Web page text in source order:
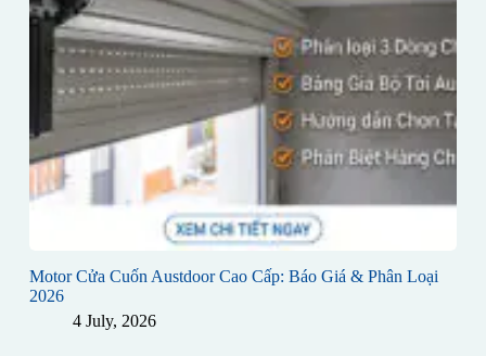
Motor Cửa Cuốn Austdoor Cao Cấp: Báo Giá & Phân Loại
2026
4 July, 2026